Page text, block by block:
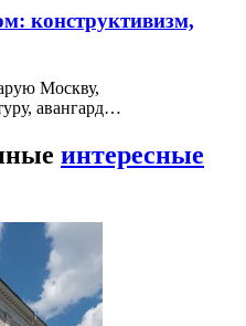
конструктивизм,
Москву,
авангард…
интересные